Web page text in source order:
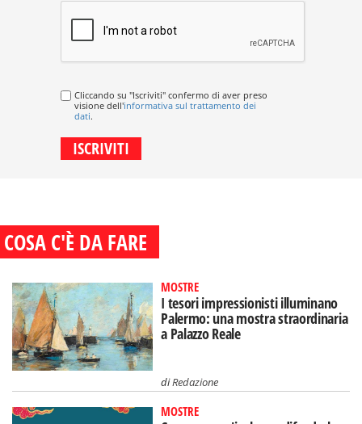
Cliccando su "Iscriviti" confermo di aver preso
visione dell'informativa sul trattamento dei
dati.
COSA C'È DA FARE
MOSTRE
I tesori impressionisti illuminano
Palermo: una mostra straordinaria
a Palazzo Reale
diRedazione
MOSTRE